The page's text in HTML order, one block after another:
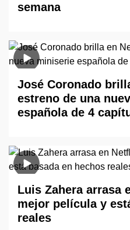
semana
José Coronado
estreno de una
española de 4
Luis Zahera arrasa
mejor película y
reales